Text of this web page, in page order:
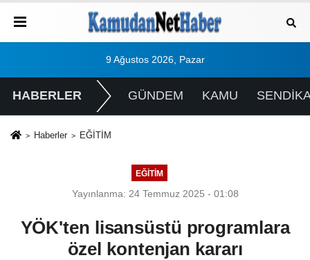
9 Ağustos 2026, Pazar
HABERLER GÜNDEM KAMU
Haberler EĞİTİM
EĞİTİM
Yayınlanma: 24 Temmuz 2025 - 01:08
YÖK'ten lisansüstü programlara
özel kontenjan kararı